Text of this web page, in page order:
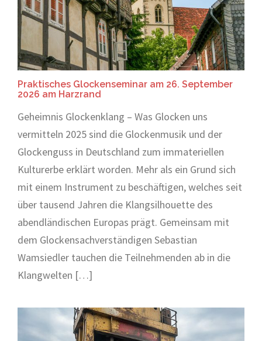
Praktisches Glockenseminar am 26. September
2026 am Harzrand
Geheimnis Glockenklang – Was Glocken uns
vermitteln 2025 sind die Glockenmusik und der
Glockenguss in Deutschland zum immateriellen
Kulturerbe erklärt worden. Mehr als ein Grund sich
mit einem Instrument zu beschäftigen, welches seit
über tausend Jahren die Klangsilhouette des
abendländischen Europas prägt. Gemeinsam mit
dem Glockensachverständigen Sebastian
Wamsiedler tauchen die Teilnehmenden ab in die
Klangwelten […]